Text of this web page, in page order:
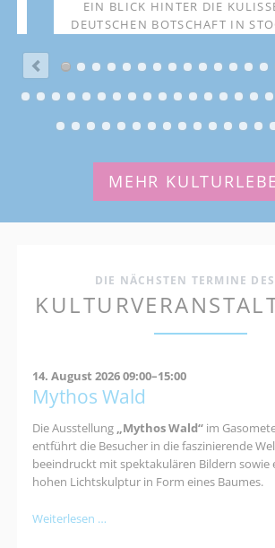
MEHR
DIE NÄCHSTEN TERMINE
14. August 2026 09:00–15:00
Mythos Wald
Die Ausstellung „Mythos Wald“im
entführt die Besucher in die faszinierende
beeindruckt mit spektakulären Bildern sowie
hohen Lichtskulptur in Form eines Baumes.
Weiterlesen …